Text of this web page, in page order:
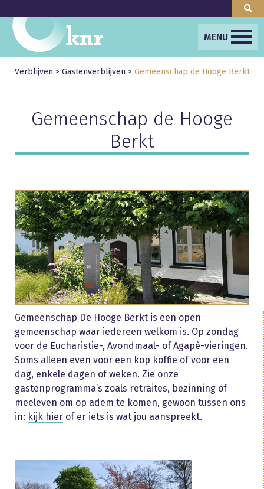
MENU
Verblijven > Gastenverblijven > Gemeenschap de Hooge Berkt
Gemeenschap de Hooge
Berkt
Gemeenschap De Hooge Berkt is een open
gemeenschap waar iedereen welkom is. Op zondag
voor de Eucharistie-, Avondmaal- of Agapè-vieringen.
Soms alleen even voor een kop koffie of voor een
dag, enkele dagen of weken. Zie onze
gastenprogramma’s zoals retraites, bezinning of
meeleven om op adem te komen, gewoon tussen ons
in: kijk hier of er iets is wat jou aanspreekt.